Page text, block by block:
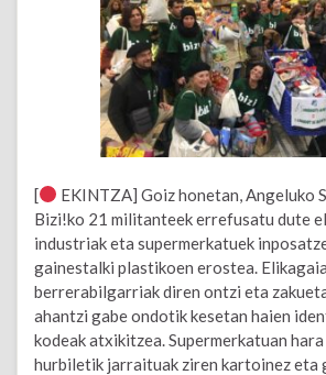
[
EKINTZA] Goiz honetan, Angeluko
Bizi!ko 21 militanteek errefusatu dute
industriak eta supermerkatuek
gainestalki plastikoen erostea.
berrerabilgarriak diren ontzi eta
ahantzi gabe ondotik kesetan haien
kodeak atxikitzea. Supermerkatuan
hurbiletik jarraituak ziren kartoinez eta